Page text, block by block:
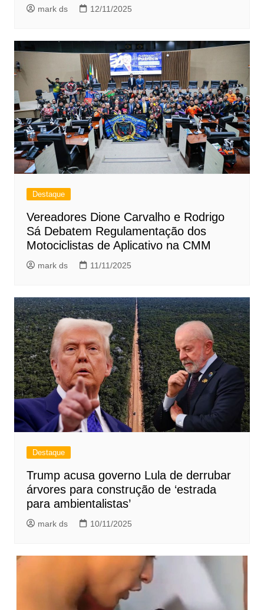
mark ds 12/11/2025
Destaque
Vereadores Dione Carvalho e Rodrigo
Sá Debatem Regulamentação dos
Motociclistas de Aplicativo na CMM
mark ds 11/11/2025
Destaque
Trump acusa governo Lula de derrubar
árvores para construção de ‘estrada
para ambientalistas’
mark ds 10/11/2025